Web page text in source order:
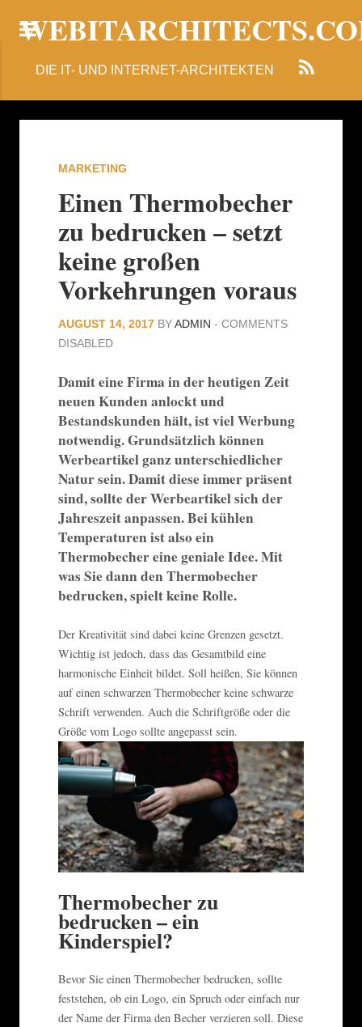
DIE IT- UND INTERNET-ARCHITEKTEN
MARKETING
Einen Thermobecher
zu bedrucken – setzt
keine großen
Vorkehrungen voraus
AUGUST 14, 2017 BYADMIN - COMMENTS
DISABLED
Damit eine Firma in der heutigen Zeit
neuen Kunden anlockt und
Bestandskunden hält, ist viel Werbung
notwendig. Grundsätzlich können
Werbeartikel ganz unterschiedlicher
Natur sein. Damit diese immer präsent
sind, sollte der Werbeartikel sich der
Jahreszeit anpassen. Bei kühlen
Temperaturen ist also ein
Thermobecher eine geniale Idee. Mit
was Sie dann den Thermobecher
bedrucken, spielt keine Rolle.
Der Kreativität sind dabei keine Grenzen gesetzt.
Wichtig ist jedoch, dass das Gesamtbild eine
harmonische Einheit bildet. Soll heißen, Sie können
auf einen schwarzen Thermobecher keine schwarze
Schrift verwenden. Auch die Schriftgröße oder die
Größe vom Logo sollte angepasst sein.
Thermobecher zu
bedrucken – ein
Kinderspiel?
Bevor Sie einen Thermobecher bedrucken, sollte
feststehen, ob ein Logo, ein Spruch oder einfach nur
der Name der Firma den Becher verzieren soll. Diese